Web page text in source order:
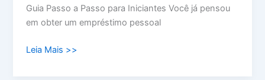
Guia Passo a Passo para Iniciantes Você já pensou
em obter um empréstimo pessoal
Leia Mais >>